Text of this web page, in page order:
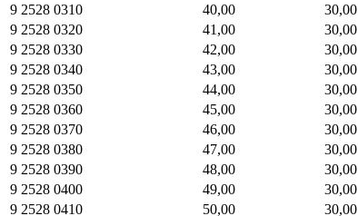
9 2528 0310
40,00 30,00
9 2528 0320
41,00 30,00
9 2528 0330
42,00 30,00
9 2528 0340
43,00 30,00
9 2528 0350
44,00 30,00
9 2528 0360
45,00 30,00
9 2528 0370
46,00 30,00
9 2528 0380
47,00 30,00
9 2528 0390
48,00 30,00
9 2528 0400
49,00 30,00
9 2528 0410
50,00 30,00